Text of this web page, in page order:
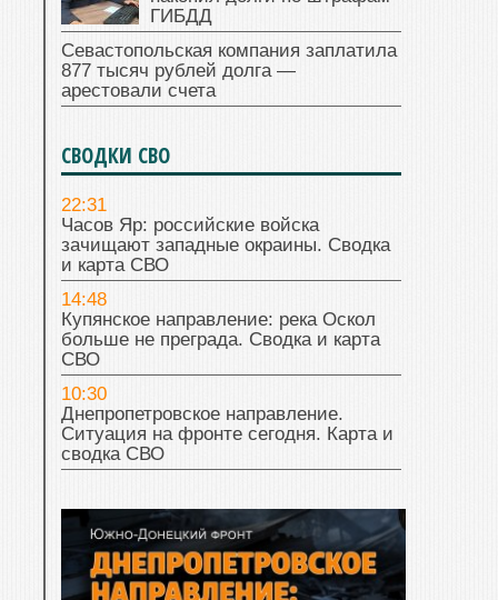
ГИБДД
Севастопольская компания заплатила
877 тысяч рублей долга —
арестовали счета
СВОДКИ СВО
22:31
Часов Яр: российские войска
зачищают западные окраины. Сводка
и карта СВО
14:48
Купянское направление: река Оскол
больше не преграда. Сводка и карта
СВО
10:30
Днепропетровское направление.
Ситуация на фронте сегодня. Карта и
сводка СВО